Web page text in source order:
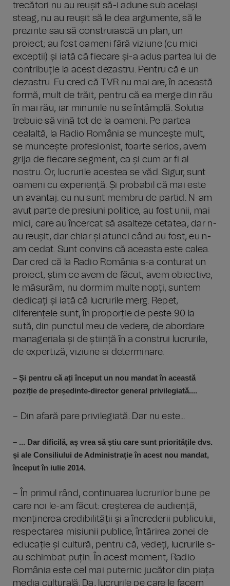
trecători nu au reușit să-i adune sub același
steag, nu au reușit să le dea argumente, să le
prezinte sau să construiască un plan, un
proiect; au fost oameni fără viziune (cu mici
exceptii) și iată că fiecare și-a adus partea lui de
contribuție la acest dezastru. Pentru că e un
dezastru. Eu cred că TVR nu mai are, în această
formă, mult de trăit, pentru că ea merge din rău
în mai rău, iar minunile nu se întâmplă. Solutia
trebuie să vină tot de la oameni. Pe partea
cealaltă, la Radio România se muncește mult,
se muncește profesionist, foarte serios, avem
grija de fiecare segment, ca și cum ar fi al
nostru. Or, lucrurile acestea se văd. Sigur, sunt
oameni cu experiență. Și probabil că mai este
un avantaj: eu nu sunt membru de partid. N-am
avut parte de presiuni politice, au fost unii, mai
mici, care au încercat să asalteze cetatea, dar n-
au reușit, dar chiar și atunci când au fost, eu n-
am cedat. Sunt convins că aceasta este calea.
Dar cred că la Radio România s-a conturat un
proiect, știm ce avem de făcut, avem obiective,
le măsurăm, nu dormim multe nopți, suntem
dedicați și iată că lucrurile merg. Repet,
diferențele sunt, în proporție de peste 90 la
sută, din punctul meu de vedere, de abordare
manageriala și de știință în a construi lucrurile,
de expertiză, viziune si determinare.
– Și pentru că ați început un nou mandat în această
poziție de președinte-director general privilegiată....
– Din afară pare privilegiată. Dar nu este...
– ... Dar dificilă, aș vrea să știu care sunt prioritățile dvs.
și ale Consiliului de Administrație în acest nou mandat,
început în iulie 2014.
– În primul rând, continuarea lucrurilor bune pe
care noi le-am făcut: creșterea de audiență,
menținerea credibilității și a încrederii publicului,
respectarea misiunii publice, întărirea zonei de
educație și cultură, pentru că, vedeți, lucrurile s-
au schimbat puțin. În acest moment, Radio
România este cel mai puternic jucător din piața
media culturală. Da, lucrurile pe care le facem